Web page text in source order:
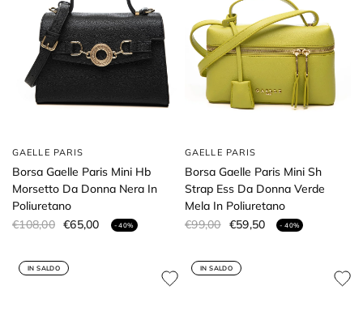
GAELLE PARIS
Borsa Gaelle Paris Mini Hb
Morsetto Da Donna Nera In
Poliuretano
€108,00 €65,00 - 40%
GAELLE PARIS
Borsa Gaelle Paris Mini Sh
Strap Ess Da Donna Verde
Mela In Poliuretano
€99,00 €59,50 - 40%
IN SALDO IN SALDO